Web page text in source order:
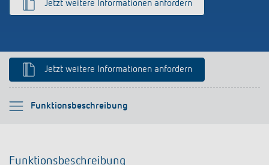
Anfahrt
Jetzt weitere Informationen anfordern
Jetzt weitere Informationen anfordern
Funktionsbeschreibung
Bitte auswählen
Funktionsbeschreibung